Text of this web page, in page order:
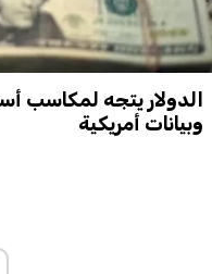
الدولار يتجه لمكاسب
وبيانات أمريكية